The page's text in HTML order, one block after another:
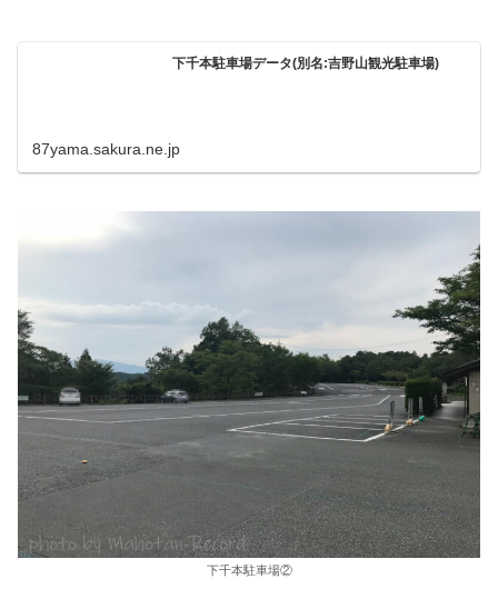
下千本駐車場データ(別名:吉野山観光駐車場)
87yama.sakura.ne.jp
下千本駐車場②